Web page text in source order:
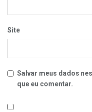
Site
Salvar meus dados
que eu comentar.